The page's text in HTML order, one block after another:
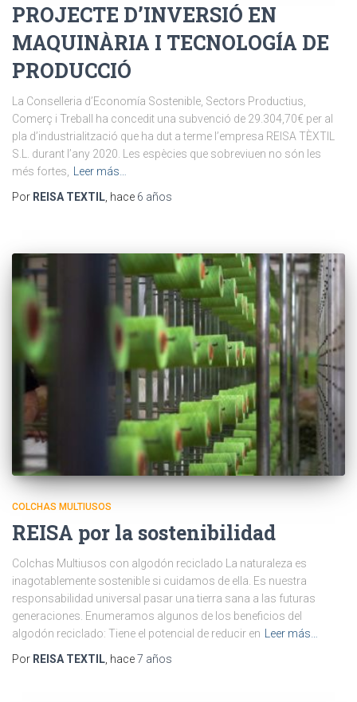
PROJECTE D’INVERSIÓ EN
MAQUINÀRIA I TECNOLOGÍA DE
PRODUCCIÓ
La Conselleria d’Economía Sostenible, Sectors Productius,
Comerç i Treball ha concedit una subvenció de 29.304,70€ per al
pla d’industrialització que ha dut a terme l’empresa REISA TÈXTIL
S.L. durant l’any 2020. Les espècies que sobreviuen no són les
més fortes,
Leer más…
Por REISA TEXTIL , hace 6 años
COLCHAS MULTIUSOS
REISA por la sostenibilidad
Colchas Multiusos con algodón reciclado La naturaleza es
inagotablemente sostenible si cuidamos de ella. Es nuestra
responsabilidad universal pasar una tierra sana a las futuras
generaciones. Enumeramos algunos de los beneficios del
algodón reciclado: Tiene el potencial de reducir en
Leer más…
Por REISA TEXTIL , hace7 años